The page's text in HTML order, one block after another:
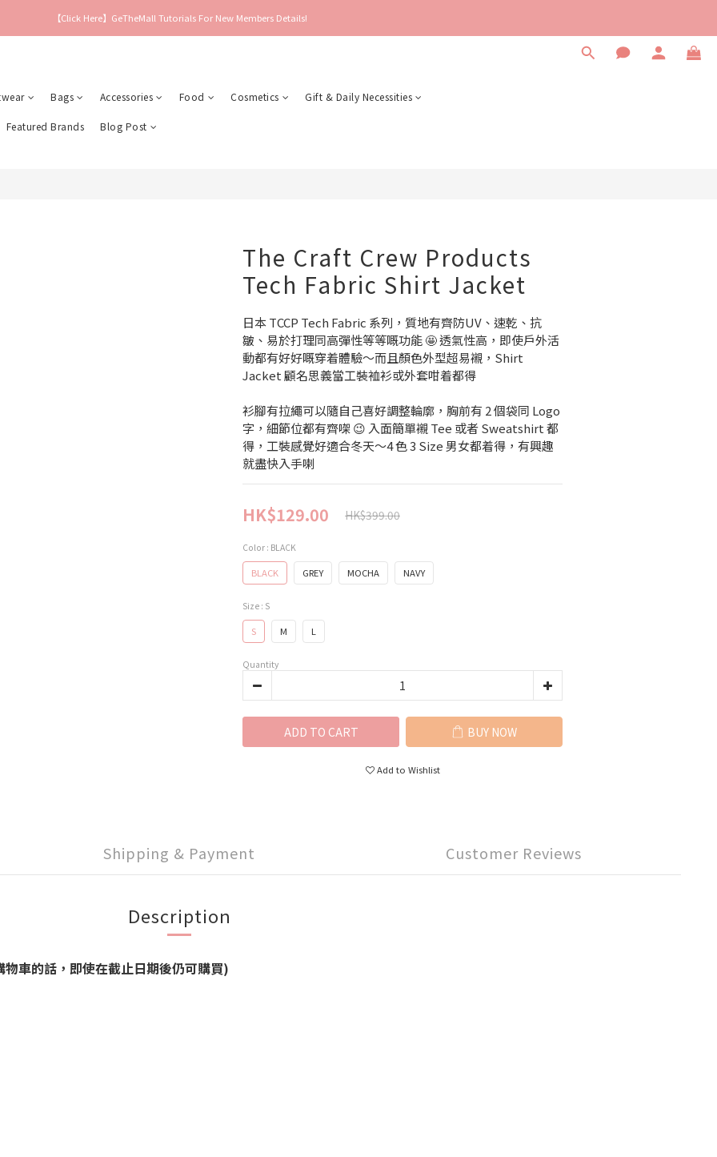
【Click Here】GeTheMall Tutorials For New Members Details!
Bags Accessories Food Cosmetics Gift & Daily Necessities
Featured Brands Blog Post
The Craft Crew Products
Tech Fabric Shirt Jacket
日本 TCCP Tech Fabric 系列，質地有齊防UV、速乾、抗
皺、易於打理同高彈性等等嘅功能 🤩 透氣性高，即使戶外活
動都有好好嘅穿着體驗～而且顏色外型超易襯，Shirt
Jacket 顧名思義當工裝裇衫或外套咁着都得
衫腳有拉繩可以隨自己喜好調整輪廓，胸前有 2 個袋同 Logo
字，細節位都有齊㗎 😉 入面簡單襯 Tee 或者 Sweatshirt 都
得，工裝感覺好適合冬天～4 色 3 Size 男女都着得，有興趣
就盡快入手喇
HK$129.00 HK$399.00
Color : BLACK
BLACK GREY MOCHA NAVY
Size : S
S M L
Quantity
ADD TO CART BUY NOW
Add to Wishlist
Shipping & Payment Customer Reviews
Description
車的話，即使在截止日期後仍可購買)
BUY NOW